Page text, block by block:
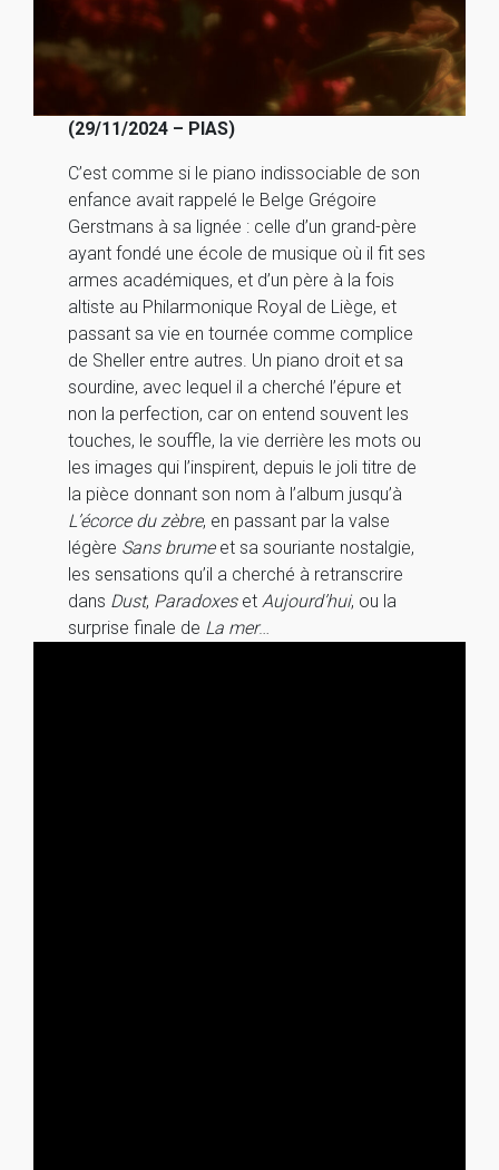
(29/11/2024 – PIAS)
C’est comme si le piano indissociable de son
enfance avait rappelé le Belge Grégoire
Gerstmans à sa lignée : celle d’un grand-père
ayant fondé une école de musique où il fit ses
armes académiques, et d’un père à la fois
altiste au Philarmonique Royal de Liège, et
passant sa vie en tournée comme complice
de Sheller entre autres. Un piano droit et sa
sourdine, avec lequel il a cherché l’épure et
non la perfection, car on entend souvent les
touches, le souffle, la vie derrière les mots ou
les images qui l’inspirent, depuis le joli titre de
la pièce donnant son nom à l’album jusqu’à
L’écorce du zèbre, en passant par la valse
légère Sans brumeet sa souriante nostalgie,
les sensations qu’il a cherché à retranscrire
dans Dust, ParadoxesetAujourd’hui, ou la
surprise finale de La mer…